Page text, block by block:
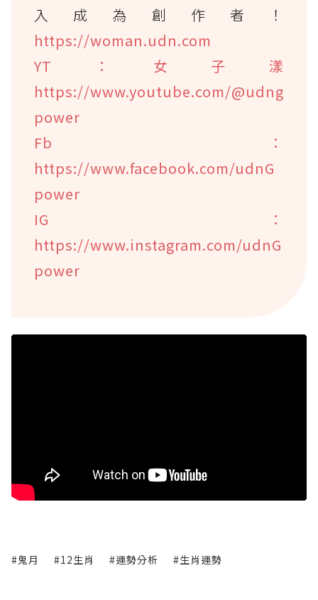
入成為創作者！
https://woman.udn.com
YT：女子漾
https://www.youtube.com/@udng
power
Fb：
https://www.facebook.com/udnG
power
IG：
https://www.instagram.com/udnG
power
#鬼月 #12生肖 #運勢分析 #生肖運勢